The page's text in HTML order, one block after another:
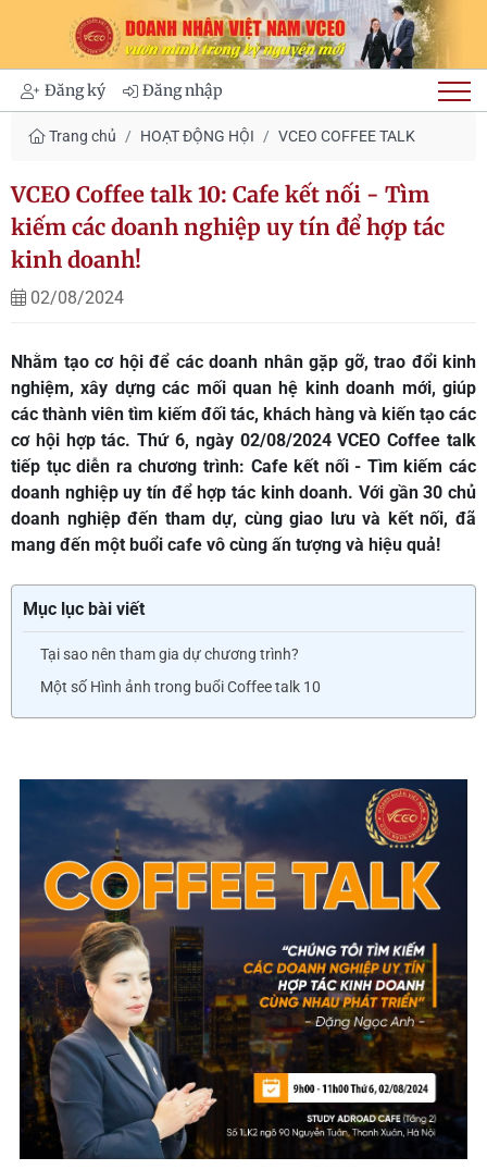
Đăng ký Đăng nhập
Trang chủ HOẠT ĐỘNG HỘI VCEO COFFEE TALK
VCEO Coffee talk 10: Cafe kết nối - Tìm
kiếm các doanh nghiệp uy tín để hợp tác
kinh doanh!
02/08/2024
Nhằm tạo cơ hội để các doanh nhân gặp gỡ, trao đổi kinh
nghiệm, xây dựng các mối quan hệ kinh doanh mới, giúp
các thành viên tìm kiếm đối tác, khách hàng và kiến tạo các
cơ hội hợp tác. Thứ 6, ngày 02/08/2024 VCEO Coffee talk
tiếp tục diễn ra chương trình: Cafe kết nối - Tìm kiếm các
doanh nghiệp uy tín để hợp tác kinh doanh. Với gần 30 chủ
doanh nghiệp đến tham dự, cùng giao lưu và kết nối, đã
mang đến một buổi cafe vô cùng ấn tượng và hiệu quả!
Mục lục bài viết
Tại sao nên tham gia dự chương trình?
Một số Hình ảnh trong buổi Coffee talk 10